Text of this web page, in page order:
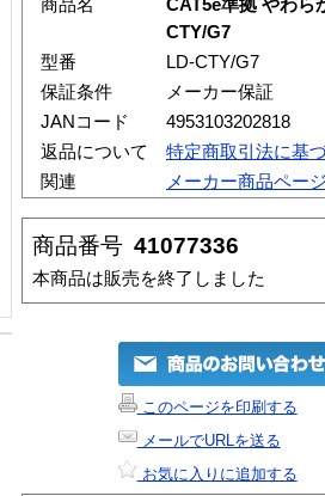
商品名
CAT5e準拠 やわら
CTY/G7
型番
LD-CTY/G7
保証条件
メーカー保証
JANコード
4953103202818
返品について
特定商取引法に基
関連
メーカー商品ペー
商品番号 41077336
本商品は販売を終了しました
このページを印刷する
メールでURLを送る
お気に入りに追加する